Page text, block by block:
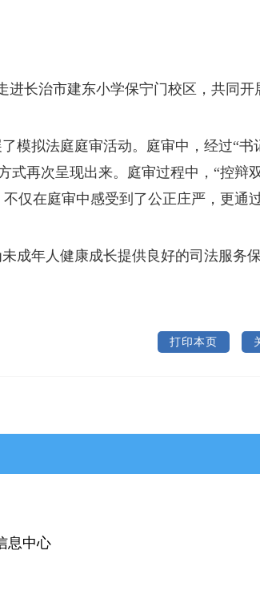
进长治市建东小学保宁门校区，共同开
模拟法庭庭审活动。庭审中，经过“书
式再次呈现出来。庭审过程中，“控辩
仅在庭审中感受到了公正庄严，更通
成年人健康成长提供良好的司法服务
打印本页
息中心